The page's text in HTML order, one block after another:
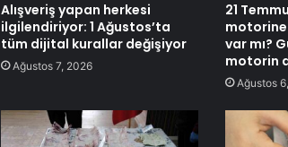
Alışveriş yapan herkesi
ilgilendiriyor: 1 Ağustos’ta
tüm dijital kurallar değişiyor
Ağustos 7, 2026
21
var mı?
motorin
Ağustos